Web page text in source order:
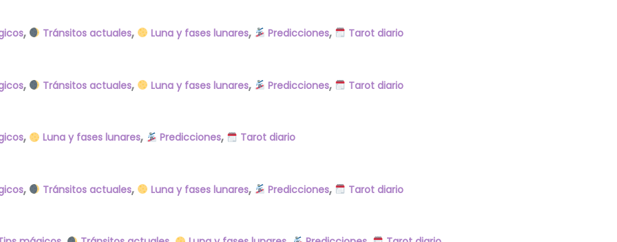
, Tránsitos actuales, Luna y fases lunares, Predicciones, Tarot diario
, Tránsitos actuales, Luna y fases lunares, Predicciones, Tarot diario
, Luna y fases lunares, Predicciones, Tarot diario
, Tránsitos actuales, Luna y fases lunares, Predicciones, Tarot diario